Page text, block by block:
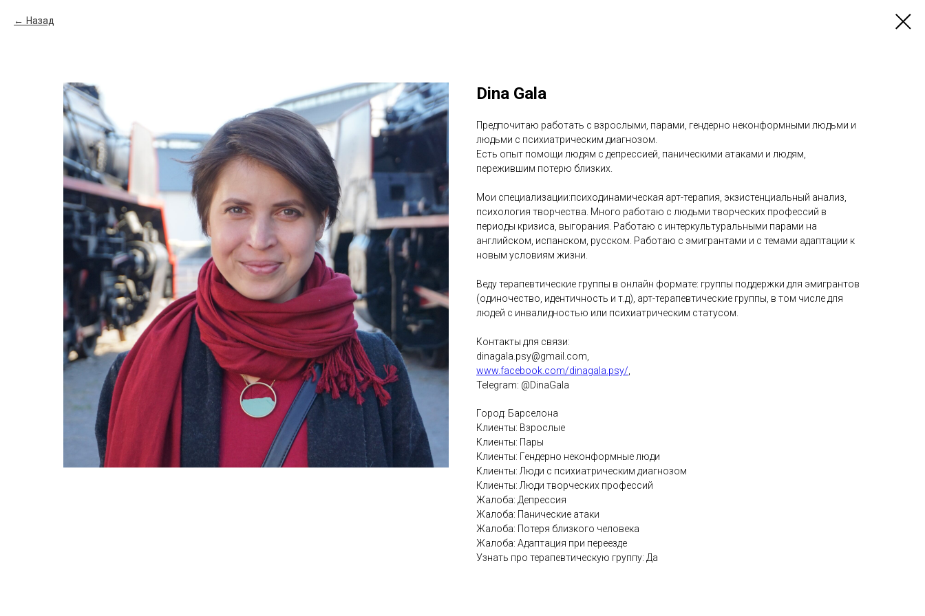
Назад
Dina Gala
Предпочитаю работать с взрослыми, парами, гендерно неконформными людьми и
людьми с психиатрическим диагнозом.
Есть опыт помощи людям с депрессией, паническими атаками и людям,
пережившим потерю близких.
Мои специализации:психодинамическая арт-терапия, экзистенциальный анализ,
психология творчества. Много работаю с людьми творческих профессий в
периоды кризиса, выгорания. Работаю с интеркультуральными парами на
английском, испанском, русском. Работаю с эмигрантами и с темами адаптации к
новым условиям жизни.
Веду терапевтические группы в онлайн формате: группы поддержки для эмигрантов
(одиночество, идентичность и т.д), арт-терапевтические группы, в том числе для
людей с инвалидностью или психиатрическим статусом.
Контакты для связи:
dinagala.psy@gmail.com,
www.facebook.com/dinagala.psy/
Telegram: @DinaGala
Город: Барселона
Клиенты: Взрослые
Клиенты: Пары
Клиенты: Гендерно неконформные люди
Клиенты: Люди с психиатрическим диагнозом
Клиенты: Люди творческих профессий
Жалоба: Депрессия
Жалоба: Панические атаки
Жалоба: Потеря близкого человека
Жалоба: Адаптация при переезде
Узнать про терапевтическую группу: Да